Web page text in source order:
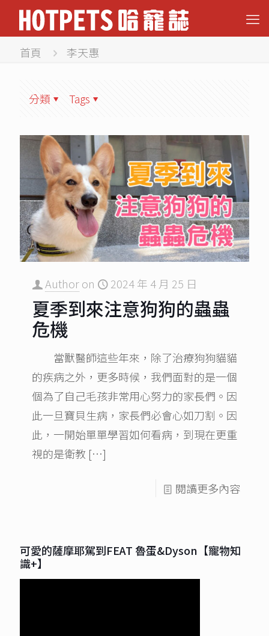
首頁 李天惠
分類 Tags
Authoron 2024 年 4 月 25 日
夏季到來注意狗狗的蟲蟲
危機
當獸醫師這些年來，除了治療狗狗貓貓
的疾病之外，更多時候，我們面對的是一個
個為了自己毛孩非常用心努力的家長們。因
此一旦寶貝生病，家長們必會心如刀割。因
此，一開始單單學習如何看病，到現在更重
視的是衛教 […]
閱讀更多內容
可愛的薩摩耶駕到FEAT 魯蛋&Dyson【寵物知
識+】